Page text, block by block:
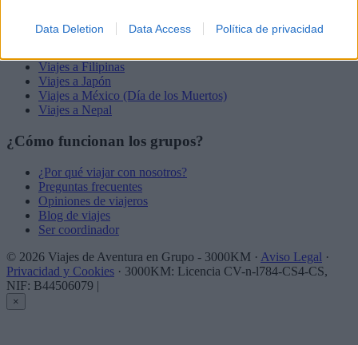
Data Deletion Data Access Política de privacidad
Viajes a Corea del Sur
Viajes a Filipinas
Viajes a Japón
Viajes a México (Día de los Muertos)
Viajes a Nepal
¿Cómo funcionan los grupos?
¿Por qué viajar con nosotros?
Preguntas frecuentes
Opiniones de viajeros
Blog de viajes
Ser coordinador
© 2026 Viajes de Aventura en Grupo - 3000KM · Aviso Legal ·
Privacidad y Cookies · 3000KM: Licencia CV-n-l784-CS4-CS,
NIF: B44506079 |
×